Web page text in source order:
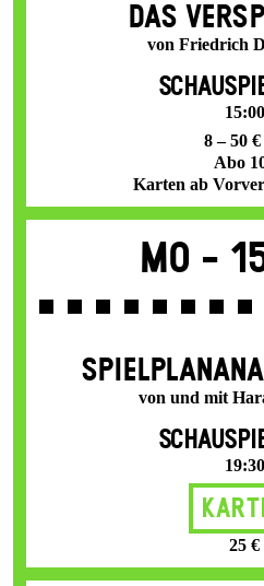
DAS
von Friedrich
15:00
8 – 50
Abo
Karten ab
Mo -
von und mit
19:30
25 €